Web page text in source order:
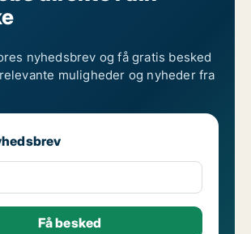
nyhedsbrev og få gratis besked
muligheder og nyheder fra